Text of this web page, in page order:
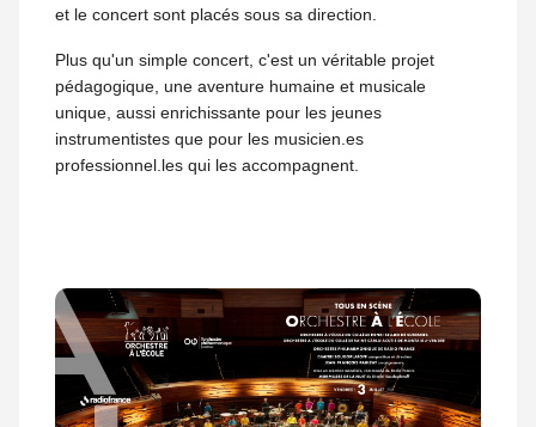
et le concert sont placés sous sa direction.
Plus qu'un simple concert, c'est un véritable projet
pédagogique, une aventure humaine et musicale
unique, aussi enrichissante pour les jeunes
instrumentistes que pour les musicien.es
professionnel.les qui les accompagnent.